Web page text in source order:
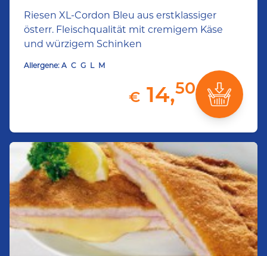
Riesen XL-Cordon Bleu aus erstklassiger
österr. Fleischqualität mit cremigem Käse
und würzigem Schinken
Allergene: A C G L M
€ 14,50